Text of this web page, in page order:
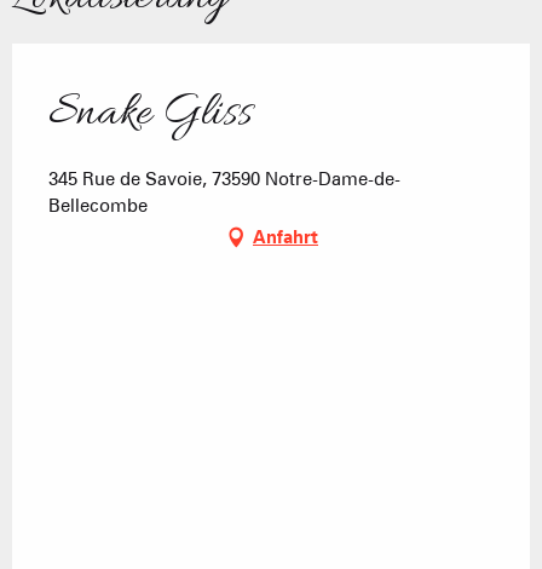
Snake Gliss
345 Rue de Savoie, 73590 Notre-Dame-de-
Bellecombe
Anfahrt